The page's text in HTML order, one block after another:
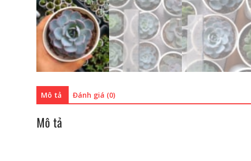
Mô tả Đánh giá (0)
Mô tả